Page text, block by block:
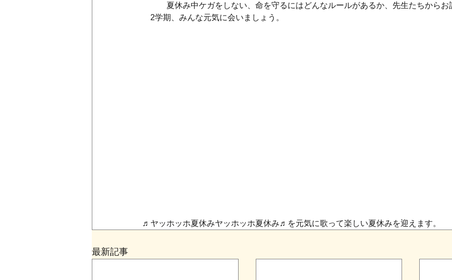
夏休み中ケガをしない、命を守るにはどんなルールがあるか、先生たちからお
2学期、みんな元気に会いましょう。
♬ヤッホッホ夏休みヤッホッホ夏休み♬を元気に歌って楽しい夏休みを迎えます。
最新記事